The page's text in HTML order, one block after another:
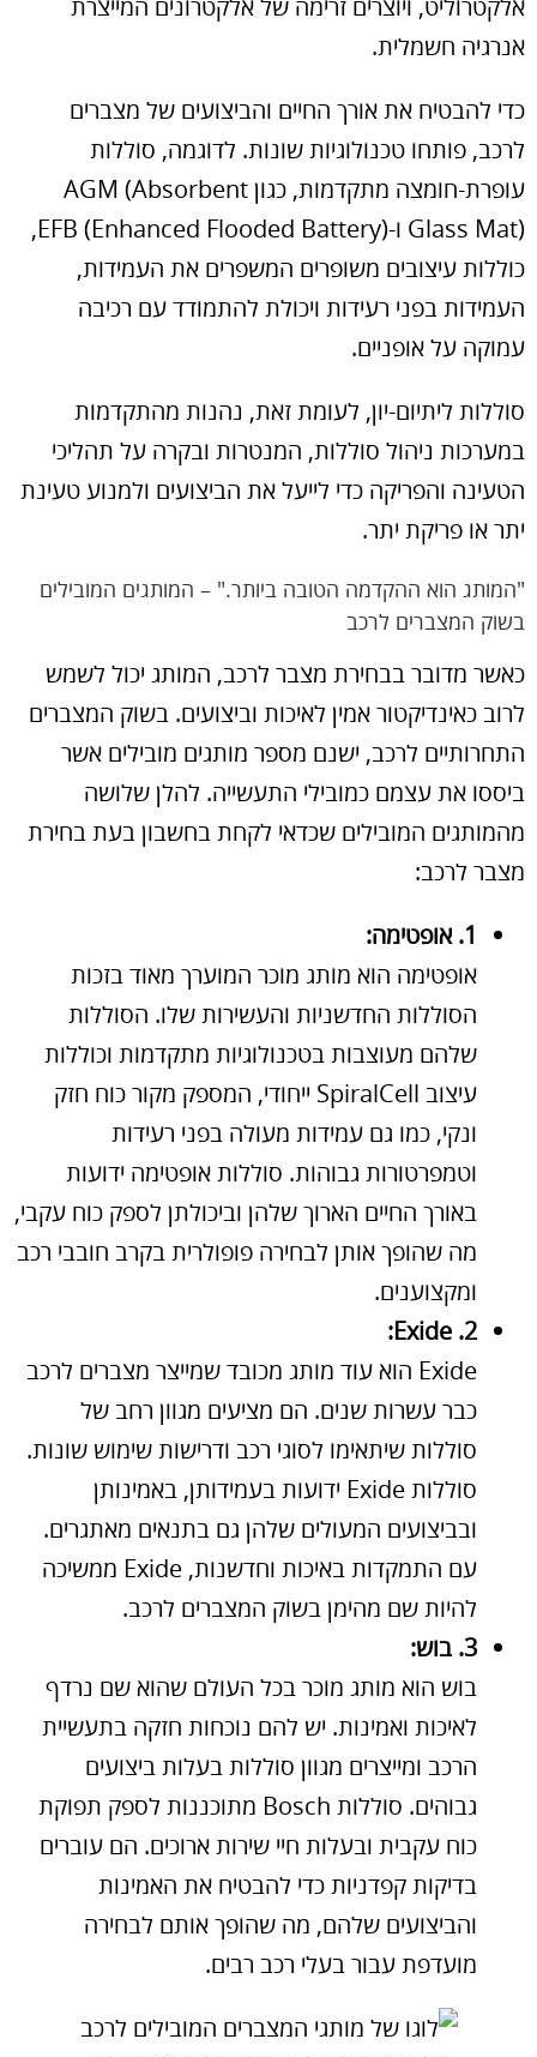
אלקטרוליט, ויוצרים זרימה של אלקטרונים המייצרת
אנרגיה חשמלית.
כדי להבטיח את אורך החיים והביצועים של מצברים
לרכב, פותחו טכנולוגיות שונות. לדוגמה, סוללות
עופרת-חומצה מתקדמות, כגון AGM (Absorbent
Glass Mat) ו-EFB (Enhanced Flooded Battery),
כוללות עיצובים משופרים המשפרים את העמידות,
העמידות בפני רעידות ויכולת להתמודד עם רכיבה
עמוקה על אופניים.
סוללות ליתיום-יון, לעומת זאת, נהנות מהתקדמות
במערכות ניהול סוללות, המנטרות ובקרה על תהליכי
הטעינה והפריקה כדי לייעל את הביצועים ולמנוע טעינת
יתר או פריקת יתר.
"המותג הוא ההקדמה הטובה ביותר." – המותגים המובילים
בשוק המצברים לרכב
כאשר מדובר בבחירת מצבר לרכב, המותג יכול לשמש
לרוב כאינדיקטור אמין לאיכות וביצועים. בשוק המצברים
התחרותיים לרכב, ישנם מספר מותגים מובילים אשר
ביססו את עצמם כמובילי התעשייה. להלן שלושה
מהמותגים המובילים שכדאי לקחת בחשבון בעת בחירת
מצבר לרכב:
1. אופטימה:
אופטימה הוא מותג מוכר המוערך מאוד בזכות
הסוללות החדשניות והעשירות שלו. הסוללות
שלהם מעוצבות בטכנולוגיות מתקדמות וכוללות
עיצוב SpiralCell ייחודי, המספק מקור כוח חזק
ונקי, כמו גם עמידות מעולה בפני רעידות
וטמפרטורות גבוהות. סוללות אופטימה ידועות
באורך החיים הארוך שלהן וביכולתן לספק כוח עקבי,
מה שהופך אותן לבחירה פופולרית בקרב חובבי רכב
ומקצוענים.
2. Exide:
Exide הוא עוד מותג מכובד שמייצר מצברים לרכב
כבר עשרות שנים. הם מציעים מגוון רחב של
סוללות שיתאימו לסוגי רכב ודרישות שימוש שונות.
סוללות Exide ידועות בעמידותן, באמינותן
ובביצועים המעולים שלהן גם בתנאים מאתגרים.
עם התמקדות באיכות וחדשנות, Exide ממשיכה
להיות שם מהימן בשוק המצברים לרכב.
3. בוש:
בוש הוא מותג מוכר בכל העולם שהוא שם נרדף
לאיכות ואמינות. יש להם נוכחות חזקה בתעשיית
הרכב ומייצרים מגוון סוללות בעלות ביצועים
גבוהים. סוללות Bosch מתוכננות לספק תפוקת
כוח עקבית ובעלות חיי שירות ארוכים. הם עוברים
בדיקות קפדניות כדי להבטיח את האמינות
והביצועים שלהם, מה שהופך אותם לבחירה
מועדפת עבור בעלי רכב רבים.